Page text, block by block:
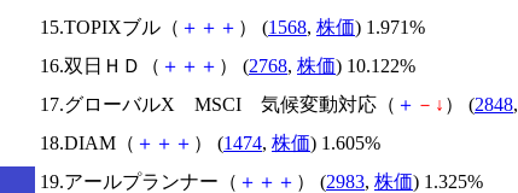
15.TOPIXブル（ ＋ ＋ ＋ ） (1568, 株価) 1.971%
16.双日ＨＤ（ ＋ ＋ ＋ ） (2768, 株価) 10.122%
17.グローバルX MSCI 気候変動対応（ ＋ － ↓ ） (2848,
18.DIAM（ ＋ ＋ ＋ ） (1474, 株価) 1.605%
19.アールプランナー（ ＋ ＋ ＋ ） (2983, 株価) 1.325%